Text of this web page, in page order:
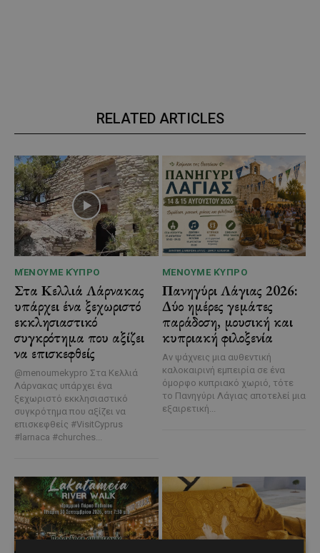
RELATED ARTICLES
ΜΈΝΟΥΜΕ ΚΎΠΡΟ
Στα Κελλιά Λάρνακας
υπάρχει ένα ξεχωριστό
εκκλησιαστικό
συγκρότημα που αξίζει
να επισκεφθείς
@menoumekypro Στα Κελλιά
Λάρνακας υπάρχει ένα
ξεχωριστό εκκλησιαστικό
συγκρότημα που αξίζει να
επισκεφθείς #VisitCyprus
#larnaca #churches...
ΜΈΝΟΥΜΕ ΚΎΠΡΟ
Πανηγύρι Λάγιας 2026:
Δύο ημέρες γεμάτες
παράδοση, μουσική και
κυπριακή φιλοξενία
Αν ψάχνεις μια αυθεντική
καλοκαιρινή εμπειρία σε ένα
όμορφο κυπριακό χωριό, τότε
το Πανηγύρι Λάγιας αποτελεί μια
εξαιρετική...